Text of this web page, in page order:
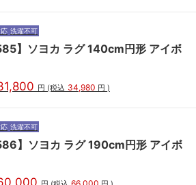
洗濯不可
】ソヨカ ラグ 140cm円形 アイボ
円 (税込 34,980 円 )
洗濯不可
】ソヨカ ラグ 190cm円形 アイボ